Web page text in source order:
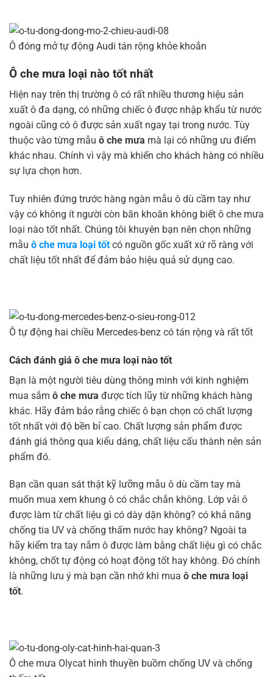
Ô đóng mở tự động Audi tán rộng khỏe khoắn
Ô che mưa loại nào tốt nhất
Hiện nay trên thị trường ô có rất nhiều thương hiệu sản
xuất ô đa dạng, có những chiếc ô được nhập khẩu từ nước
ngoài cũng có ô được sản xuất ngay tại trong nước. Tùy
thuộc vào từng mẫu ô che mưa mà lại có những ưu điểm
khác nhau. Chính vì vậy mà khiến cho khách hàng có nhiều
sự lựa chọn hơn.
Tuy nhiên đứng trước hàng ngàn mẫu ô dù cầm tay như
vậy có không ít người còn băn khoăn không biết ô che mưa
loại nào tốt nhất. Chúng tôi khuyên bạn nên chọn những
mẫu ô che mưa loại tốt có nguồn gốc xuất xứ rõ ràng với
chất liệu tốt nhất để đảm bảo hiệu quả sử dụng cao.
Ô tự động hai chiều Mercedes-benz có tán rộng và rất tốt
Cách đánh giá ô che mưa loại nào tốt
Bạn là một người tiêu dùng thông minh với kinh nghiệm
mua sắm ô che mưa được tích lũy từ những khách hàng
khác. Hãy đảm bảo rằng chiếc ô bạn chọn có chất lượng
tốt nhất với độ bền bỉ cao. Chất lượng sản phẩm được
đánh giá thông qua kiểu dáng, chất liệu cấu thành nên sản
phẩm đó.
Bạn cần quan sát thật kỹ lưỡng mẫu ô dù cầm tay mà
muốn mua xem khung ô có chắc chắn không. Lớp vải ô
được làm từ chất liệu gì có dày dặn không? có khả năng
chống tia UV và chống thấm nước hay không? Ngoài ta
hãy kiểm tra tay nắm ô được làm bằng chất liệu gì có chắc
không, chốt tự động có hoạt động tốt hay không. Đó chính
là những lưu ý mà bạn cần nhớ khi mua ô che mưa loại
tốt.
Ô che mưa Olycat hình thuyền buồm chống UV và chống